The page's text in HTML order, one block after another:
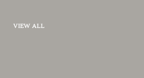
VIEW ALL